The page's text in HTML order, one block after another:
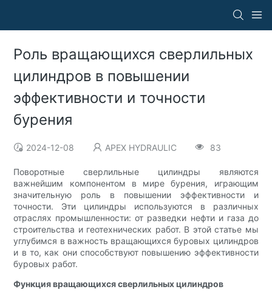
Роль вращающихся сверлильных
цилиндров в повышении
эффективности и точности
бурения
2024-12-08 APEX HYDRAULIC 83
Поворотные сверлильные цилиндры являются
важнейшим компонентом в мире бурения, играющим
значительную роль в повышении эффективности и
точности. Эти цилиндры используются в различных
отраслях промышленности: от разведки нефти и газа до
строительства и геотехнических работ. В этой статье мы
углубимся в важность вращающихся буровых цилиндров
и в то, как они способствуют повышению эффективности
буровых работ.
Функция вращающихся сверлильных цилиндров